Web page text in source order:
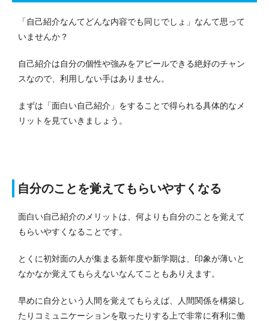
「自己紹介なんてどんな内容でも同じでしょ」なんて思って
いませんか？
自己紹介は自分の個性や強みをアピールできる絶好のチャン
スなので、利用しない手はありません。
まずは「面白い自己紹介」をすることで得られる具体的なメ
リットを見ていきましょう。
自分のことを覚えてもらいやすくなる
面白い自己紹介のメリットは、何よりも自分のことを覚えて
もらいやすくなることです。
とくに初対面の人が集まる新年度や新学期は、印象が薄いと
なかなか覚えてもらえないなんてこともありえます。
早めに自分という人間を覚えてもらえば、人間関係を構築し
たりコミュニケーションを取ったりする上で非常に有利に働